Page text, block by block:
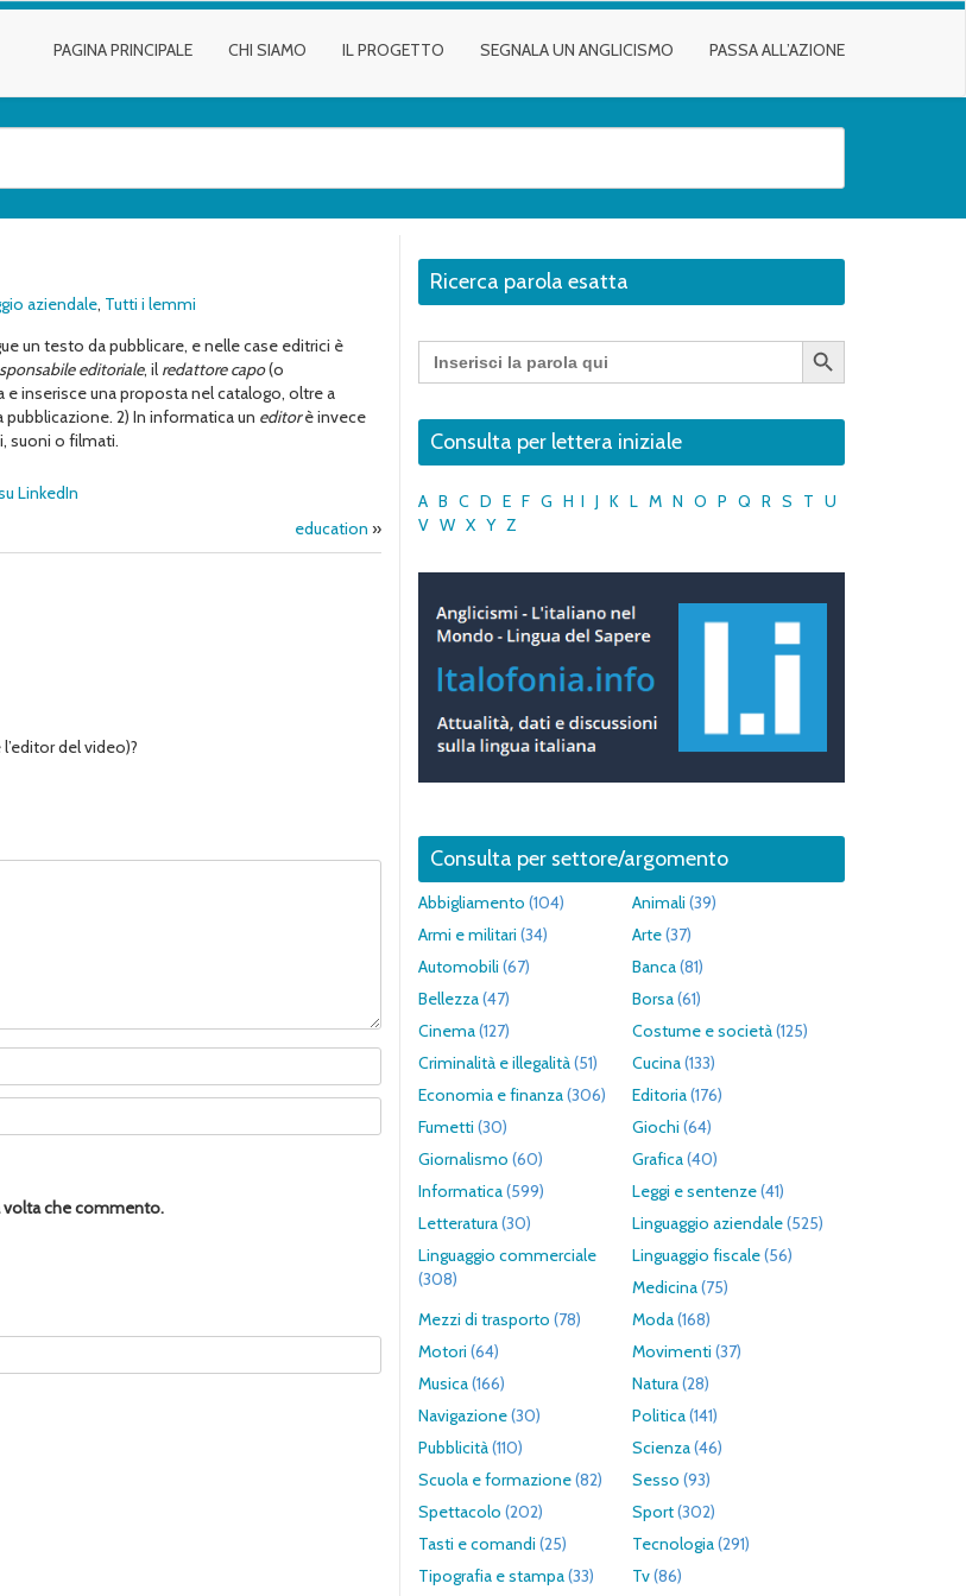
PAGINA PRINCIPALE CHI SIAMO IL PROGETTO SEGNALA UN ANGLICISMO PASSA ALL’AZIONE
aziendale, Tutti i lemmi
un testo da pubblicare, e nelle case editrici è
editoriale, il redattore capo(o
e inserisce una proposta nel catalogo, oltre a
2) In informatica un editorè invece
suoni o filmati.
LinkedIn
education »
del video)?
volta che commento.
Ricerca parola esatta
Search
for:
Search Button
Consulta per lettera iniziale
A B C D E F G H I J K L M N O P Q R S T U
V W X Y Z
Consulta per settore/argomento
Abbigliamento (104) Animali (39)
Armi e militari (34) Arte(37)
Automobili (67) Banca(81)
Bellezza(47) Borsa(61)
Cinema(127) Costume e società(125)
Criminalità e illegalità(51) Cucina(133)
Economia e finanza(306) Editoria(176)
Fumetti (30) Giochi (64)
Giornalismo (60) Grafica(40)
Informatica(599) Leggi e sentenze(41)
Letteratura(30) Linguaggio aziendale(525)
Linguaggio commerciale
(308)
Linguaggio fiscale(56)
Medicina(75)
Mezzi di trasporto (78) Moda(168)
Motori (64) Movimenti (37)
Musica(166) Natura(28)
Navigazione(30) Politica(141)
Pubblicità(110) Scienza(46)
Scuola e formazione(82) Sesso (93)
Spettacolo (202) Sport(302)
Tasti e comandi (25) Tecnologia(291)
Tipografia e stampa(33) Tv(86)